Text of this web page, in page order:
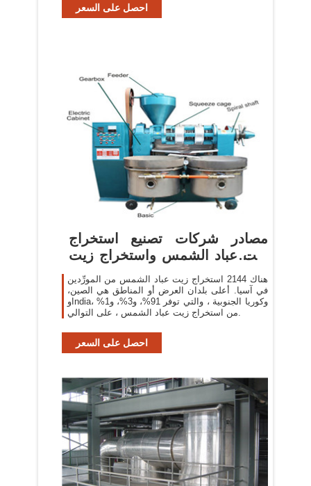
احصل على السعر
مصادر شركات تصنيع استخراج
زيت عباد الشمس واستخراج زيت
عباد
هناك 2144 استخراج زيت عباد الشمس من المورِّدين
في آسيا. أعلى بلدان العرض أو المناطق هي الصين،
وIndia، وكوريا الجنوبية ، والتي توفر 91%، و3%، و1%
من استخراج زيت عباد الشمس ، على التوالي.
احصل على السعر